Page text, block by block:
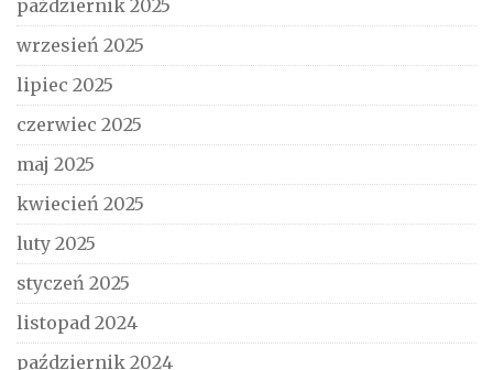
październik 2025
wrzesień 2025
lipiec 2025
czerwiec 2025
maj 2025
kwiecień 2025
luty 2025
styczeń 2025
listopad 2024
październik 2024